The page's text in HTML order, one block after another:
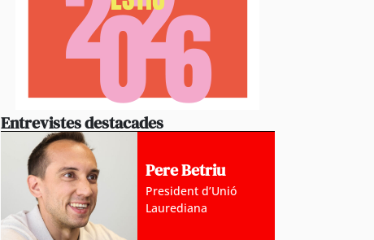
Entrevistes destacades
Pere Betriu
President d’Unió
Laurediana